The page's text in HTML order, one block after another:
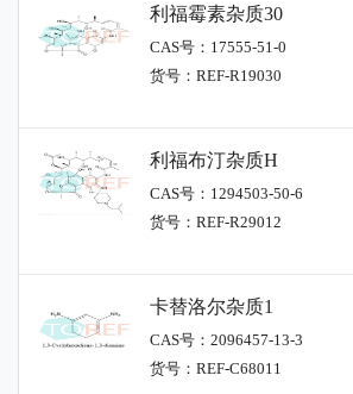
利福霉素杂质30
CAS号：17555-51-0
货号：REF-R19030
利福布汀杂质H
CAS号：1294503-50-6
货号：REF-R29012
卡替洛尔杂质1
CAS号：2096457-13-3
货号：REF-C68011